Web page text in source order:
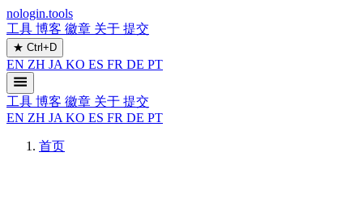
nologin.tools
工具 博客 徽章 关于 提交
★ Ctrl+D
EN ZH JA KO ES FR DE PT
工具 博客 徽章 关于 提交
EN ZH JA KO ES FR DE PT
首页